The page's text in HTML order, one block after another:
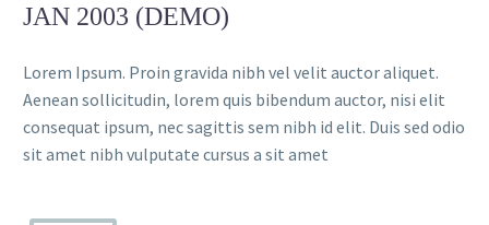
This powerful theme was optimised to get
pagespeed insights &amp; co., it delivers
even better results with super cache
&amp; minification.
JAN 2003 (DEMO)
Lorem Ipsum. Proin gravida nibh vel velit auctor aliquet.
Aenean sollicitudin, lorem quis bibendum auctor, nisi elit
consequat ipsum, nec sagittis sem nibh id elit. Duis sed odio
sit amet nibh vulputate cursus a sit amet